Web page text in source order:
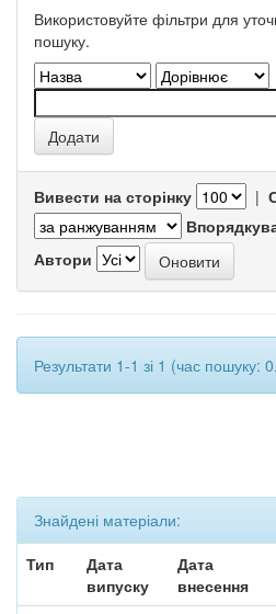
Використовуйте фільтри для
пошуку.
Вивести на сторінку |
Автори
Результати 1-1 зі 1 (час пошуку:
Знайдені матеріали:
Тип
Дата
випуску
Дата
внесення